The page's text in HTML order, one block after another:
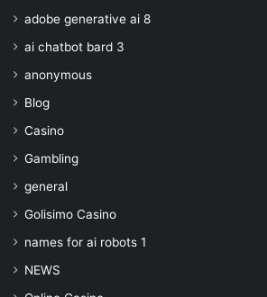
adobe generative ai 8
ai chatbot bard 3
anonymous
Blog
Casino
Gambling
general
Golisimo Casino
names for ai robots 1
NEWS